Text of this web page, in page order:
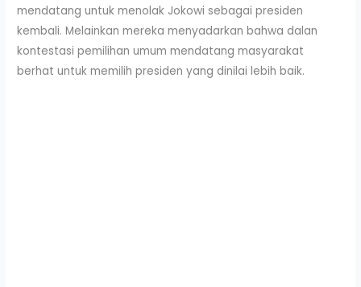
mendatang untuk menolak Jokowi sebagai presiden
kembali. Melainkan mereka menyadarkan bahwa dalan
kontestasi pemilihan umum mendatang masyarakat
berhat untuk memilih presiden yang dinilai lebih baik.